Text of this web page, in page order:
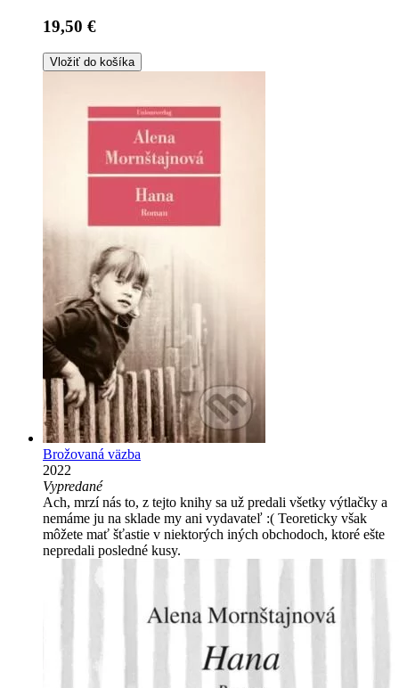
19,50 €
Vložiť do košíka
Brožovaná väzba
2022
Vypredané
Ach, mrzí nás to, z tejto knihy sa už predali všetky výtlačky a
nemáme ju na sklade my ani vydavateľ :( Teoreticky však
môžete mať šťastie v niektorých iných obchodoch, ktoré ešte
nepredali posledné kusy.